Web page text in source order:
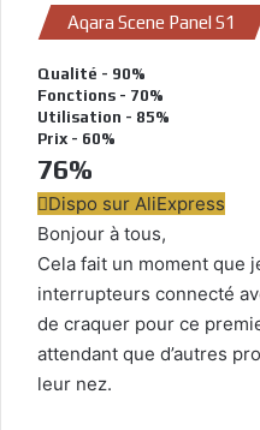
Aqara Scene Panel S1
Qualité - 90%
Fonctions - 70%
Utilisation - 85%
Prix - 60%
76%
Dispo sur AliExpress
Bonjour à tous,
Cela fait un moment que
interrupteurs connecté
de craquer pour ce
attendant que d’autres
leur nez.